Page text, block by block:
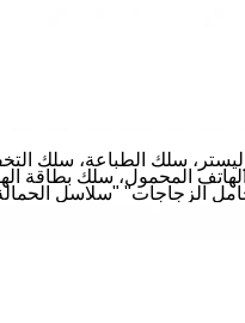
سلك الطباعة، سلك
المحمول، سلك بطاقة
الزجاجات" "سلاسل